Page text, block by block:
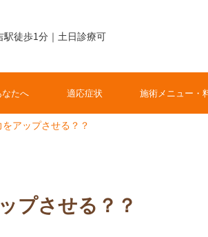
徒歩1分｜土日診療可
たへ 適応症状 施術メニュー・
アップさせる？？
プさせる？？